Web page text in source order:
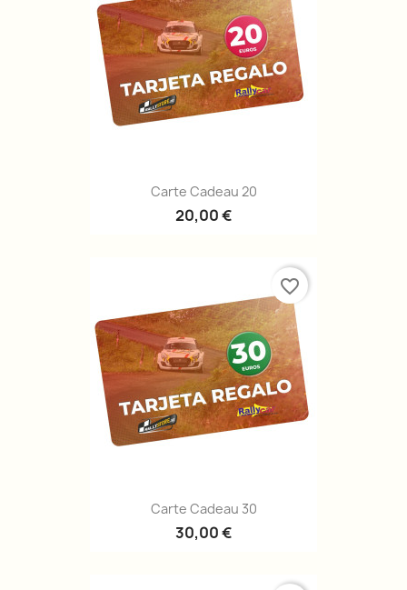
Carte Cadeau 20
20,00 €
Carte Cadeau 30
30,00 €
favorite_border